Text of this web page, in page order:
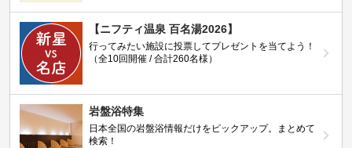
【ニフティ温泉 百名湯2026】
行ってみたい施設に投票してプレゼントを当てよう！
（全10回開催 / 合計260名様）
岩盤浴特集
日本全国の岩盤浴情報だけをピックアップ。まとめて
検索！